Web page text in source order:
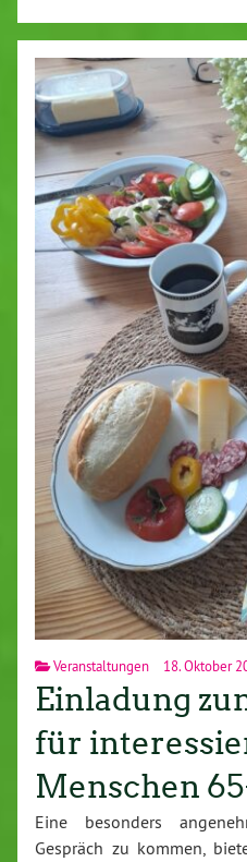
Veranstaltungen 18. Oktober
Einladung
für
Menschen
Eine besonders
Gespräch zu kommen,